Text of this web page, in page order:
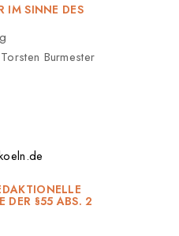
IM SINNE DES
Burmester
DER §55 ABS. 2